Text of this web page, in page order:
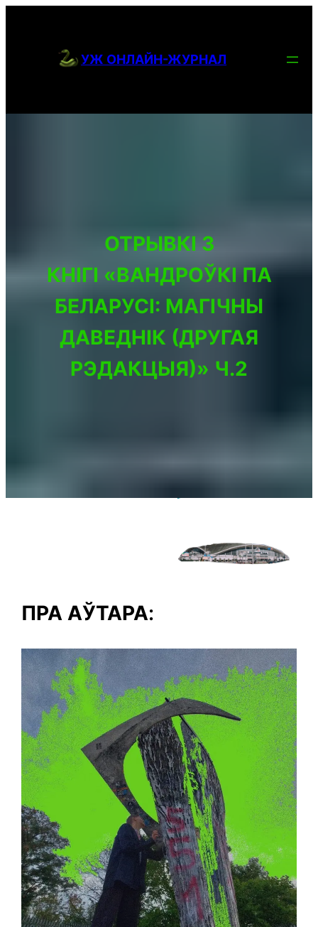
УЖ ОНЛАЙН-ЖУРНАЛ
ОТРЫВКІ З
КНІГІ «ВАНДРОЎКІ ПА
БЕЛАРУСІ: МАГІЧНЫ
ДАВЕДНІК (ДРУГАЯ
РЭДАКЦЫЯ)» Ч.2
ПРА АЎТАРА: